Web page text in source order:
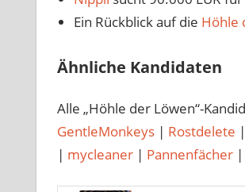
Ein Rückblick auf die Höhle
Ähnliche Kandidaten
Alle „Höhle der Löwen“-
GentleMonkeys| Rostdelete |
| mycleaner| Pannenfächer